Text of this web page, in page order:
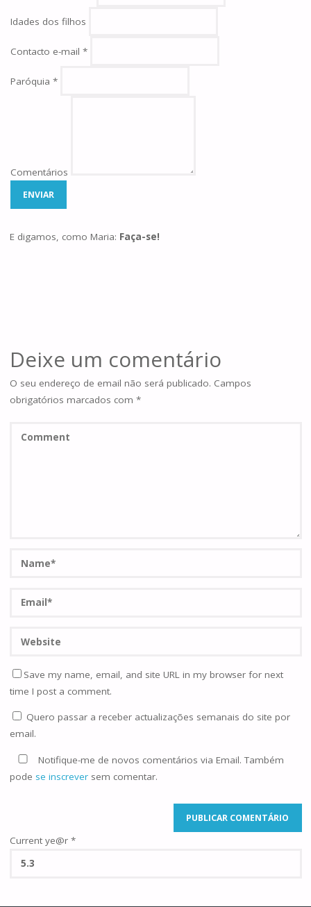
Idades dos filhos
Contacto e-mail *
Paróquia *
Comentários
ENVIAR
E digamos, como Maria: Faça-se!
Deixe um comentário
O seu endereço de email não será publicado. Campos
obrigatórios marcados com *
Save my name, email, and site URL in my browser for next
time I post a comment.
Quero passar a receber actualizações semanais do site por
email.
Notifique-me de novos comentários via Email. Também
pode se inscreversem comentar.
Current ye@r *